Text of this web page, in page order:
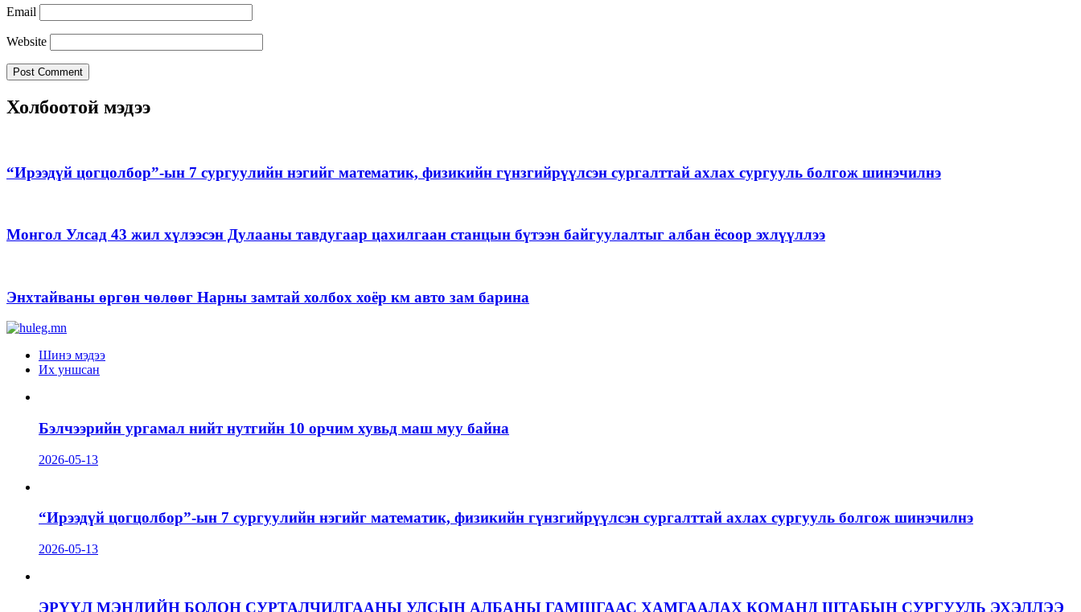
Email
Website
Холбоотой мэдээ
“Ирээдүй цогцолбор”-ын 7 сургуулийн нэгийг математик, физикийн гүнзгийрүүлсэн сургалттай ахлах сургууль болгож шинэчилнэ
Монгол Улсад 43 жил хүлээсэн Дулааны тавдугаар цахилгаан станцын бүтээн байгуулалтыг албан ёсоор эхлүүллээ
Энхтайваны өргөн чөлөөг Нарны замтай холбох хоёр км авто зам барина
Шинэ мэдээ
Их уншсан
Бэлчээрийн ургамал нийт нутгийн 10 орчим хувьд маш муу байна
2026-05-13
“Ирээдүй цогцолбор”-ын 7 сургуулийн нэгийг математик, физикийн гүнзгийрүүлсэн сургалттай ахлах сургууль болгож шинэчилнэ
2026-05-13
ЭРҮҮЛ МЭНДИЙН БОЛОН СУРТАЛЧИЛГААНЫ УЛСЫН АЛБАНЫ ГАМШГААС ХАМГААЛАХ КОМАНД ШТАБЫН СУРГУУЛЬ ЭХЭЛЛЭЭ